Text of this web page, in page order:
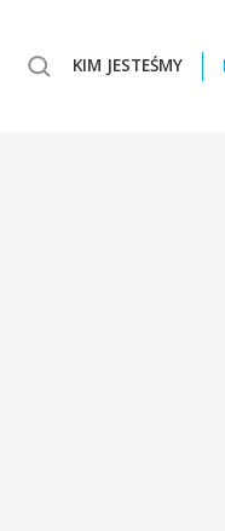
KIM JESTEŚMY